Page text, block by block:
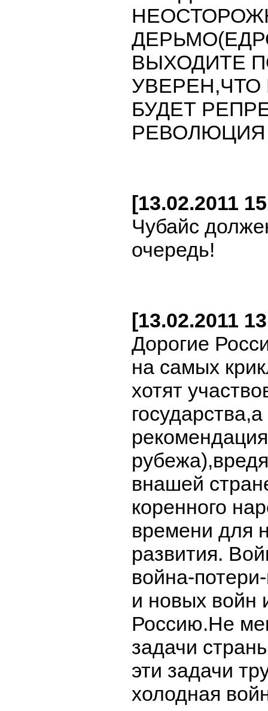
ВЫХОДИТЕ
БУДЕТ
РЕВОЛЮЦИЯ
[13.02.2011
Чубайс
очередь!
[13.02.2011
Дорогие
на самых
хотят
внашей
коренного
времени для
развития.
война-
и новых войн
Россию.Не
задачи
эти задачи
холодная